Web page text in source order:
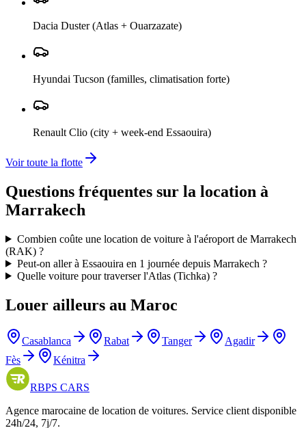
Dacia Duster (Atlas + Ouarzazate)
Hyundai Tucson (familles, climatisation forte)
Renault Clio (city + week-end Essaouira)
Voir toute la flotte
Questions fréquentes sur la location à
Marrakech
Combien coûte une location de voiture à l'aéroport de Marrakech
(RAK) ?
Peut-on aller à Essaouira en 1 journée depuis Marrakech ?
Quelle voiture pour traverser l'Atlas (Tichka) ?
Louer ailleurs au Maroc
Casablanca Rabat Tanger
Agadir
Fès
Kénitra
RBPS CARS
Agence marocaine de location de voitures. Service client disponible
24h/24, 7j/7.